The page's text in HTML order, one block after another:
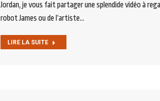
Jordan, je vous fait partager une splendide vidéo à
robot James ou de l’artiste…
LIRE LA SUITE